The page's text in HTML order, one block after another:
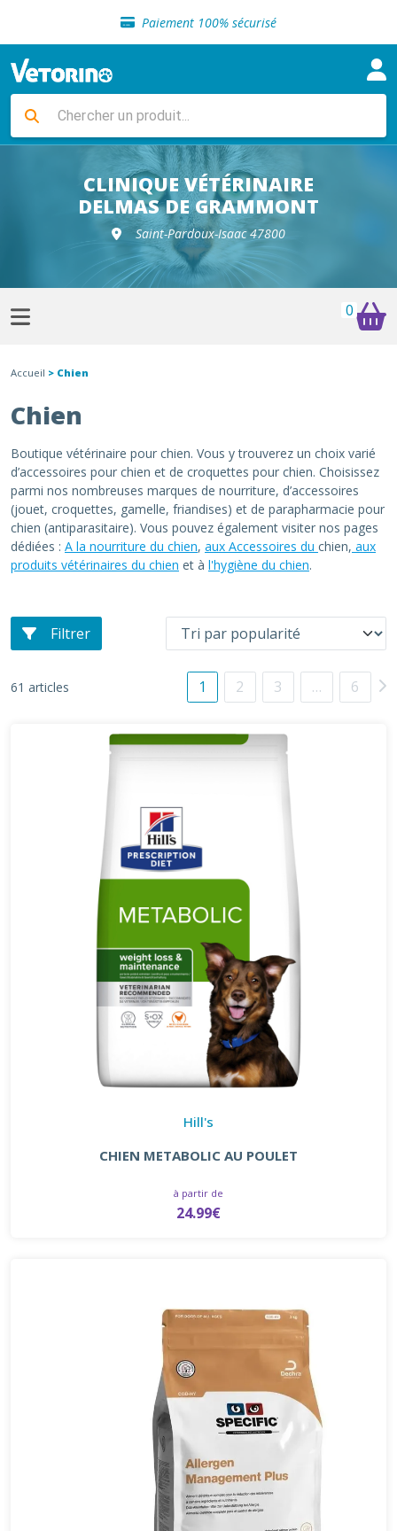
Paiement 100% sécurisé
Livraison gratuite en clinique vétérinaire
Sélection de croquettes vétérinaire
Livraison gratuite en clinique vétérinaire
Retour gratuit en clinique
Sélection de croquettes vétérinaire
CLINIQUE VÉTÉRINAIRE
DELMAS DE GRAMMONT
Saint-Pardoux-Isaac 47800
0
Accueil > Chien
Chien
Boutique vétérinaire pour chien. Vous y trouverez un choix varié
d’accessoires pour chien et de croquettes pour chien. Choisissez
parmi nos nombreuses marques de nourriture, d’accessoires
(jouet, croquettes, gamelle, friandises) et de parapharmacie pour
chien (antiparasitaire). Vous pouvez également visiter nos pages
dédiées : A la nourriture du chien, aux Accessoires du chien, aux
produits vétérinaires du chien et à l'hygiène du chien.
Filtrer
61 articles 1 2 3 … 6
Hill's
CHIEN METABOLIC AU POULET
à partir de
24.99€